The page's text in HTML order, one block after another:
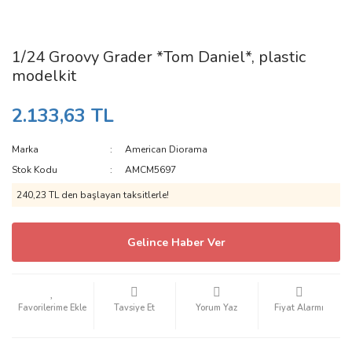
1/24 Groovy Grader *Tom Daniel*, plastic
modelkit
2.133,63 TL
Marka
American Diorama
Stok Kodu
AMCM5697
240,23 TL den başlayan taksitlerle!
Gelince Haber Ver
Tavsiye Et Yorum Yaz Fiyat Alarmı